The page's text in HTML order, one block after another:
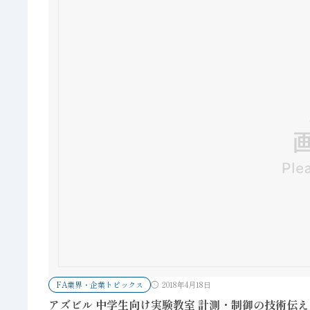
FA業界・企業トピックス 2018年4月18日
アズビル 中学生向け実験教室 計測・制御の技術伝